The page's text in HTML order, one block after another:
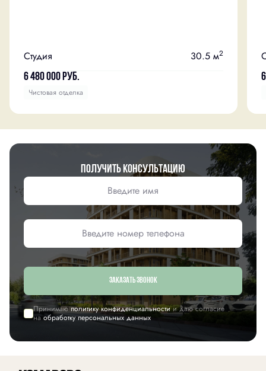
Студия 30.5 м2
6 480 000руб.
Чистовая отделка
Получить консультацию
Заказать звонок
Принимаюполитику конфиденциальностии даю согласие
наобработку персональных данных